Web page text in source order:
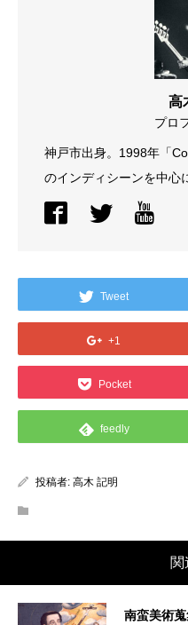
高
プロ
神戸市出身。1998年「
のインディシーンを中心
Tweet
+1
Pocket
feedly
投稿者: 高木 記明
関
南蛮美術